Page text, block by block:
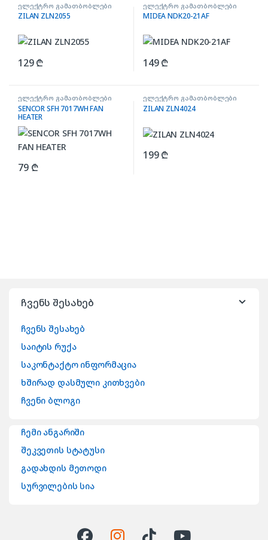
ელექტრო გამათბობლები
ZILAN ZLN2055
129₾
ელექტრო გამათბობლები
MIDEA NDK20-21AF
149₾
ელექტრო გამათბობლები
SENCOR SFH 7017WH FAN
HEATER
79 ₾
ელექტრო გამათბობლები
ZILAN ZLN4024
199₾
ჩვენს შესახებ
ჩვენს შესახებ
საიტის რუქა
საკონტაქტო ინფორმაცია
ხშირად დასმული კითხვები
ჩვენი ბლოგი
ჩემი ანგარიში
შეკვეთის სტატუსი
გადახდის მეთოდი
სურვილების სია